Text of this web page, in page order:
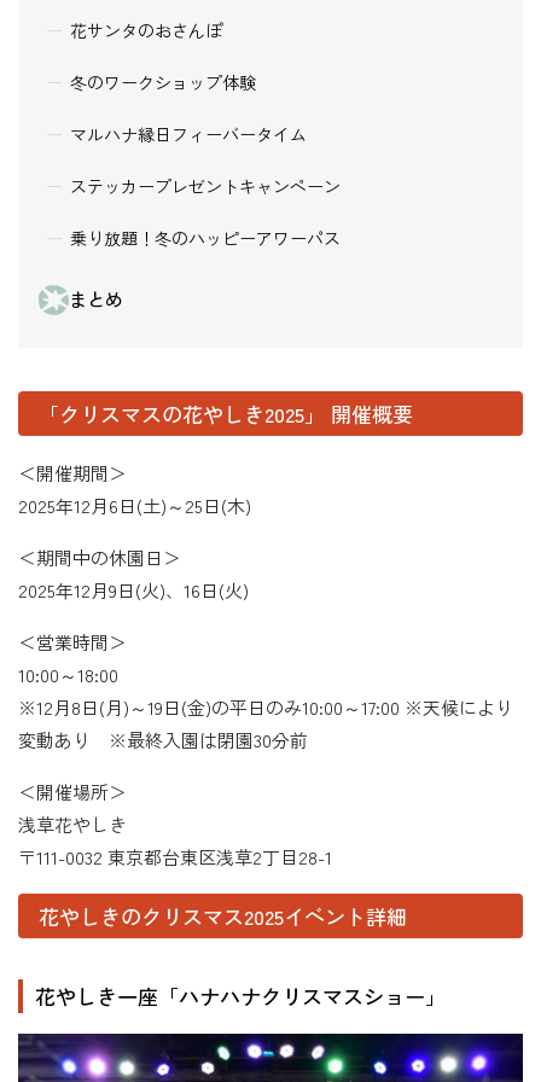
花サンタのおさんぽ
冬のワークショップ体験
マルハナ縁日フィーバータイム
ステッカープレゼントキャンペーン
乗り放題！冬のハッピーアワーパス
まとめ
「クリスマスの花やしき2025」 開催概要
＜開催期間＞
2025年12月6日(土)～25日(木)
＜期間中の休園日＞
2025年12月9日(火)、16日(火)
＜営業時間＞
10:00～18:00
※12月8日(月)～19日(金)の平日のみ10:00～17:00 ※天候により
変動あり ※最終入園は閉園30分前
＜開催場所＞
浅草花やしき
〒111-0032 東京都台東区浅草2丁目28-1
花やしきのクリスマス2025イベント詳細
花やしき一座「ハナハナクリスマスショー」